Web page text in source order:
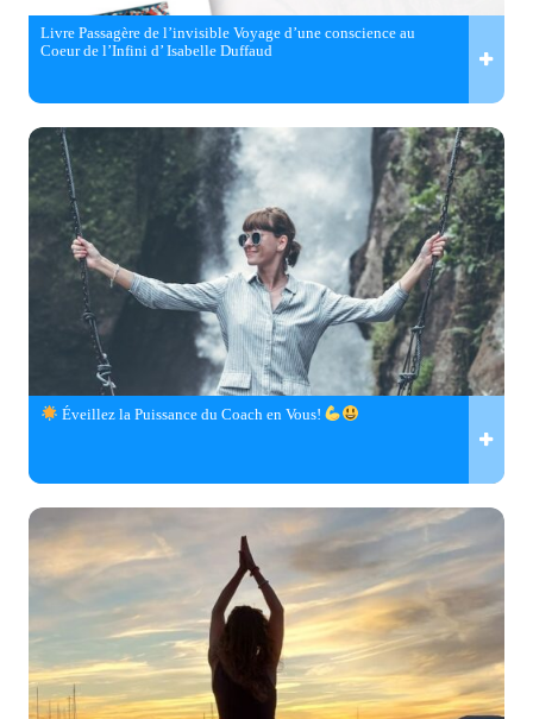
Livre Passagère de l’invisible Voyage d’une conscience au
Coeur de l’Infini d’ Isabelle Duffaud
Éveillez la Puissance du Coach en Vous!